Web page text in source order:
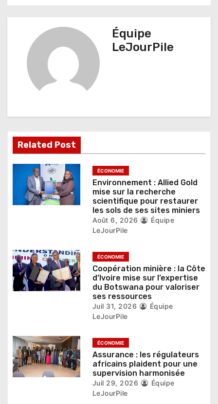
i
d
e
t
i
c
Équipe
LeJourPile
Related Post
ÉCONOMIE
Environnement : Allied Gold
mise sur la recherche
scientifique pour restaurer
les sols de ses sites miniers
Août 6, 2026
Équipe
LeJourPile
ÉCONOMIE
Coopération minière : la Côte
d’Ivoire mise sur l’expertise
du Botswana pour valoriser
ses ressources
Juil 31, 2026
Équipe
LeJourPile
ÉCONOMIE
Assurance : les régulateurs
africains plaident pour une
supervision harmonisée
Juil 29, 2026
Équipe
LeJourPile